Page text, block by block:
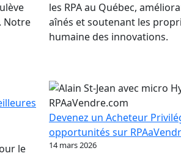
Notre
les RPA au Québec,
aînés et soutenant les
humaine des innovations.
le
Devenez un Acheteur
opportunités sur
14 mars 2026